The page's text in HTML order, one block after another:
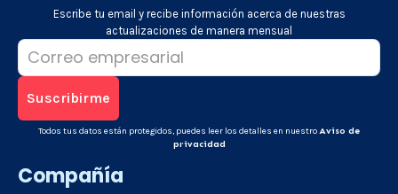
Escribe tu email y recibe información acerca de nuestras
actualizaciones de manera mensual
Todos tus datos están protegidos, puedes leer los detalles en nuestroAviso de
privacidad
Compañía